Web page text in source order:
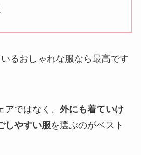
るおしゃれな服なら最高です
ではなく、 外にも着ていけ
しやすい服を選ぶのがベスト